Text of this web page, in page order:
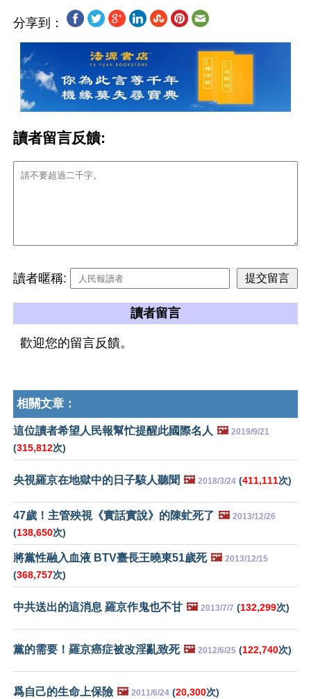
分享到：
讀者留言反饋:
讀者暱稱:
讀者留言
歡迎您的留言反饋。
相關文章：
這位讀者希望人民報幫忙提醒此國際名人 🖼️ 2019/9/21
(315,812次)
央視羅京在地獄中的日子駭人聽聞 🖼️ 2018/3/24 (411,111次)
47歲！主管殃視《實話實說》的陳虻死了 🖼️ 2013/12/26
(138,650次)
將黨性融入血液 BTV臺長王曉東51歲死 🖼️ 2013/12/15
(368,757次)
中共送出的這消息 羅京作鬼也不甘 🖼️ 2013/7/7 (132,299次)
黨的需要！羅京癌症被改淫亂致死 🖼️ 2012/6/25 (122,740次)
爲自己的生命上保險 🖼️ 2011/6/24 (20,300次)